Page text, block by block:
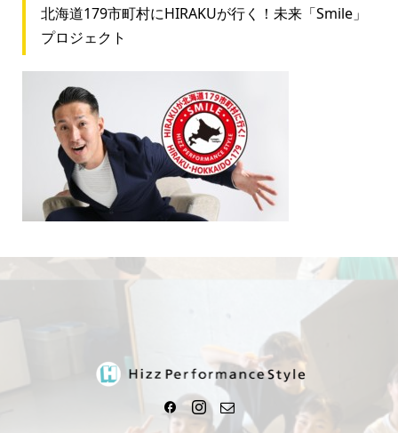
北海道179市町村にHIRAKUが行く！未来「Smile」
プロジェクト